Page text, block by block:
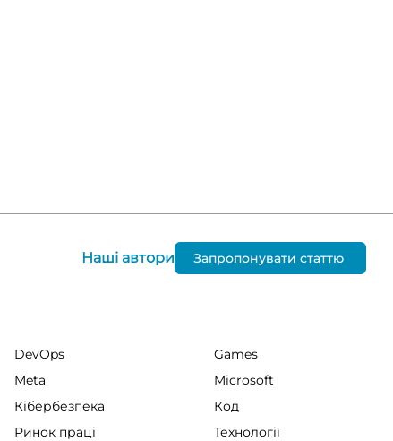
Наші автори Запропонувати статтю
DevOps
Games
Meta
Microsoft
Кібербезпека
Код
Ринок праці Технології